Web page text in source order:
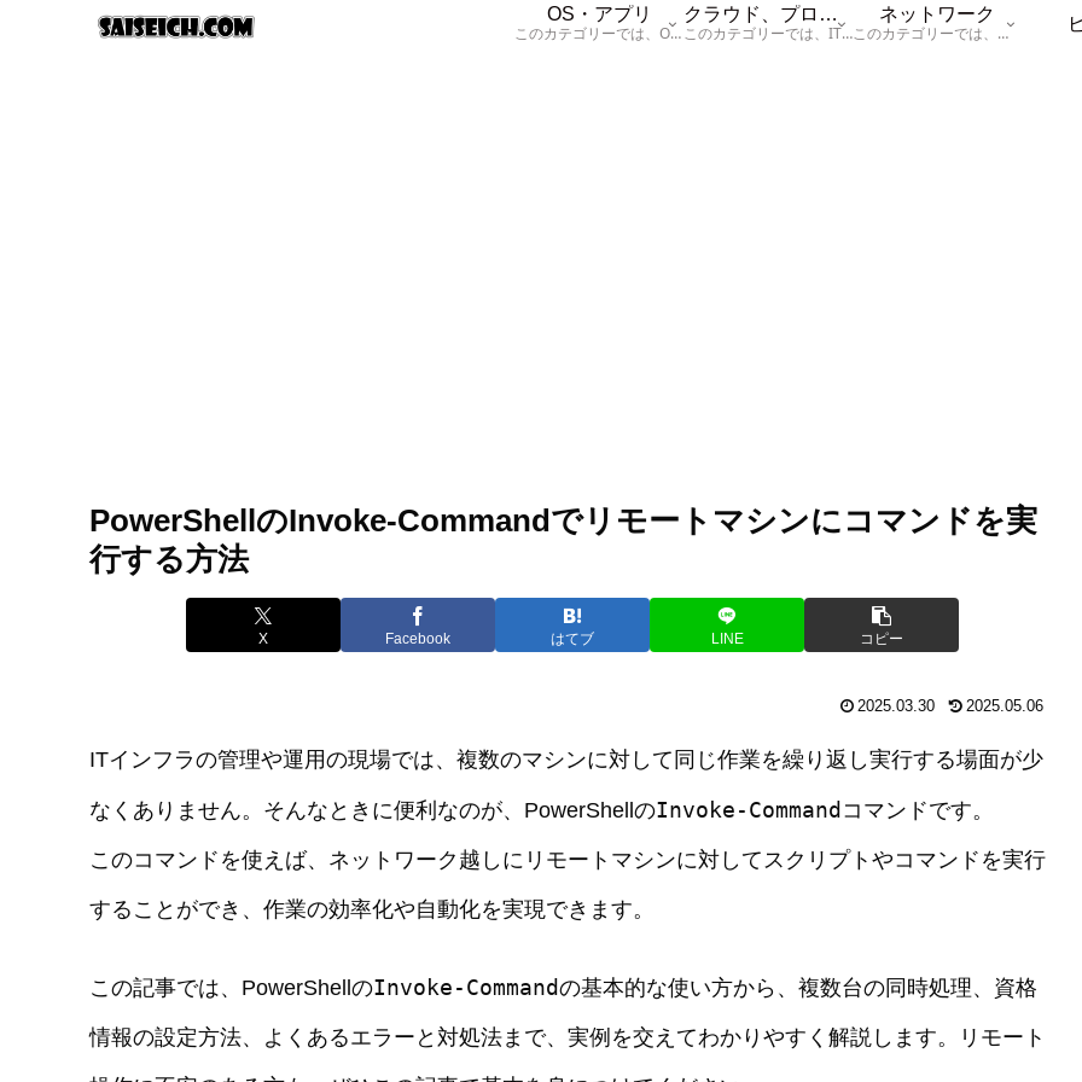
OS・アプリ
このカテゴリーでは、OSに関する情報を記載しています。
クラウド、プログラム
このカテゴリーでは、ITに関する基本的な情報として「ハードウェア、「サーバー」、「データベース、「ネットワーク」、「セキュリティ」、「プログラム」に関する情報を記載しています。
ネットワーク
このカテゴリーでは、「ネットワーク」に関する情報を記載しています。
PowerShellのInvoke-Commandでリモートマシンにコマンドを実
行する方法
X Facebook はてブ LINE コピー
2025.03.30 2025.05.06
ITインフラの管理や運用の現場では、複数のマシンに対して同じ作業を繰り返し実行する場面が少
なくありません。そんなときに便利なのが、PowerShellのInvoke-Command コマンドです。
このコマンドを使えば、ネットワーク越しにリモートマシンに対してスクリプトやコマンドを実行
することができ、作業の効率化や自動化を実現できます。
この記事では、PowerShellのInvoke-Commandの基本的な使い方から、複数台の同時処理、資格
情報の設定方法、よくあるエラーと対処法まで、実例を交えてわかりやすく解説します。リモート